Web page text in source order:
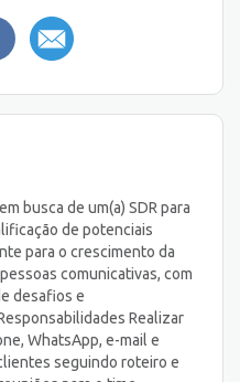
busca de um(a) SDR para
de potenciais
para o crescimento da
comunicativas, com
desafios e
Realizar
WhatsApp, e-mail e
seguindo roteiro e